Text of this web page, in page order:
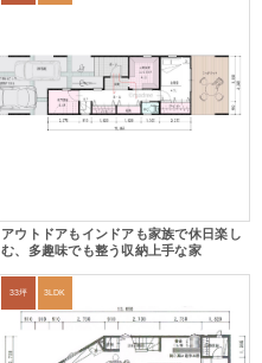
アウトドアもインドアも家族で休日楽し
む、多趣味でも整う収納上手な家
33坪 3LDK